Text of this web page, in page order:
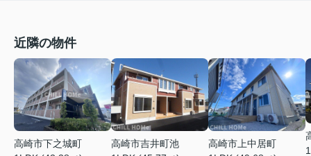
近隣の物件
高崎市下之城町
高崎市吉井町池
高崎市上中居町